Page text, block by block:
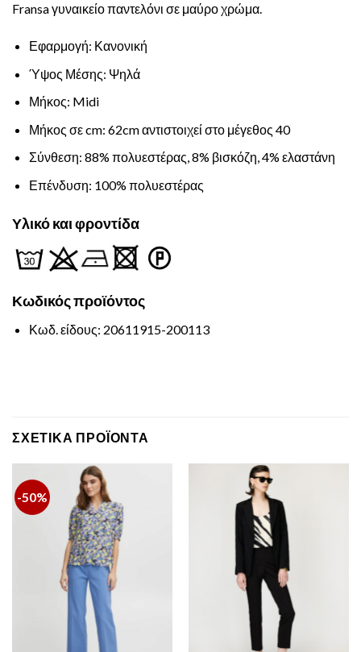
Fransa γυναικείο παντελόνι σε μαύρο χρώμα.
Εφαρμογή: Κανονική
Ύψος Μέσης: Ψηλά
Μήκος: Midi
Μήκος σε cm: 62cm αντιστοιχεί στο μέγεθος 40
Σύνθεση: 88% πολυεστέρας, 8% βισκόζη, 4% ελαστάνη
Επένδυση: 100% πολυεστέρας
Υλικό και φροντίδα
Κωδικόςπροϊόντος
Κωδ. είδους: 20611915-200113
ΣΧΕΤΙΚΆ ΠΡΟΪΌΝΤΑ
-50%